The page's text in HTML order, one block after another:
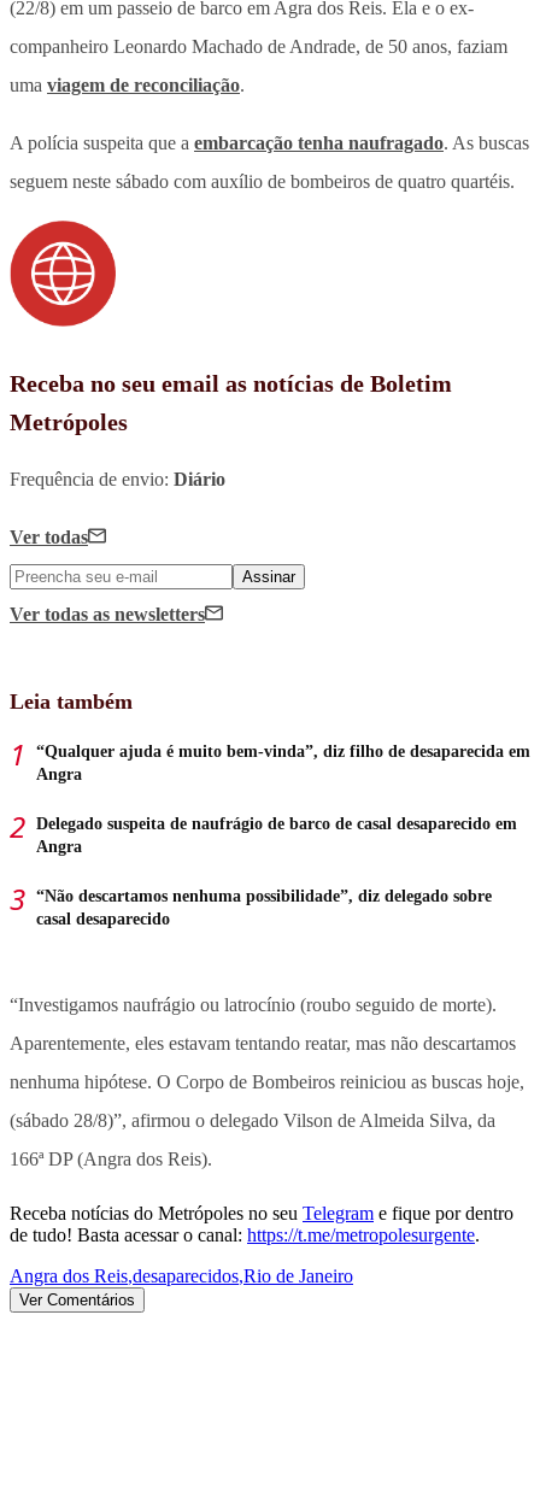
(22/8) em um passeio de barco em Agra dos Reis. Ela e o ex-
companheiro Leonardo Machado de Andrade, de 50 anos, faziam
uma viagem de reconciliação.
A polícia suspeita que a embarcação tenha naufragado. As buscas
seguem neste sábado com auxílio de bombeiros de quatro quartéis.
Receba no seu email as notícias de Boletim
Metrópoles
Frequência de envio: Diário
Ver todas
Assinar
Ver todas as newsletters
Leia também
“Qualquer ajuda é muito bem-vinda”, diz filho de desaparecida em
Angra
Delegado suspeita de naufrágio de barco de casal desaparecido em
Angra
“Não descartamos nenhuma possibilidade”, diz delegado sobre
casal desaparecido
“Investigamos naufrágio ou latrocínio (roubo seguido de morte).
Aparentemente, eles estavam tentando reatar, mas não descartamos
nenhuma hipótese. O Corpo de Bombeiros reiniciou as buscas hoje,
(sábado 28/8)”, afirmou o delegado Vilson de Almeida Silva, da
166ª DP (Angra dos Reis).
Receba notícias do Metrópoles no seu Telegram e fique por dentro
de tudo! Basta acessar o canal: https://t.me/metropolesurgente.
Angra dos Reis,desaparecidos,Rio de Janeiro
Ver Comentários